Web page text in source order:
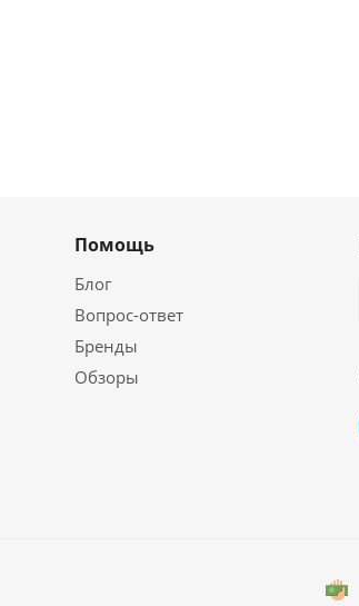
Помощь
Блог
Вопрос-ответ
Бренды
Обзоры